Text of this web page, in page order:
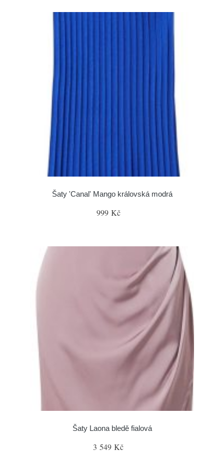
Šaty 'Canal' Mango královská modrá
999 Kč
Šaty Laona bledě fialová
3 549 Kč